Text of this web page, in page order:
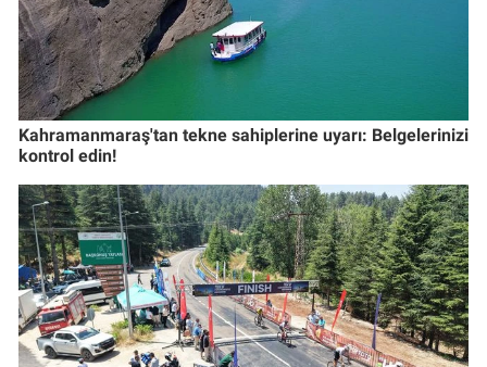
Kahramanmaraş'tan tekne sahiplerine uyarı: Belgelerinizi
kontrol edin!